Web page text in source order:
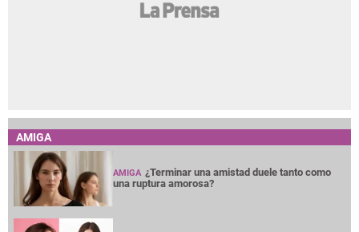
AMIGA
AMIGA ¿Terminar una amistad duele tanto como
una ruptura amorosa?